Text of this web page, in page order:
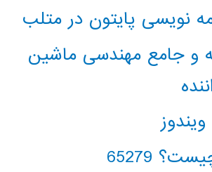
نویسی پایتون در متلب
و جامع مهندسی ماشین
65279